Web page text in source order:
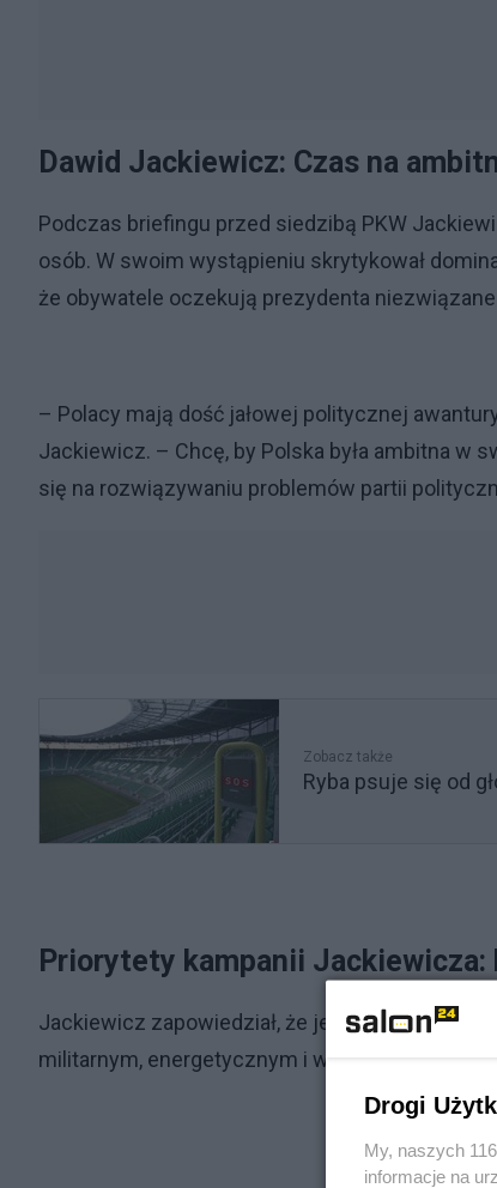
Dawid Jackiewicz: Czas na
Podczas briefingu przed siedzibą PKW
osób. W swoim wystąpieniu skrytykował
że obywatele oczekują prezydenta
– Polacy mają dość jałowej politycznej
Jackiewicz. – Chcę, by Polska była ambitna w
się na rozwiązywaniu problemów partii
Zobacz także
Ryba psuje się od
Priorytety kampanii
Jackiewicz zapowiedział, że jego program
militarnym, energetycznym i wewnętrznym
Drogi
My, naszych
informacje na